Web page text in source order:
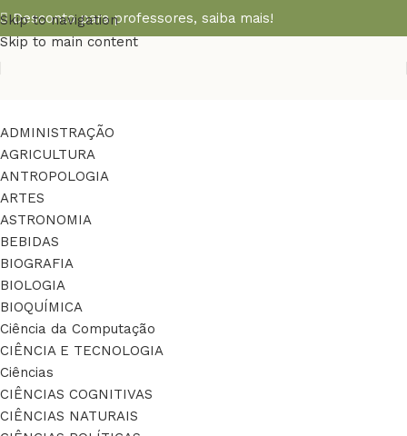
Skip to navigation
Skip to main content
Desconto para professores, saiba mais!
ADMINISTRAÇÃO
AGRICULTURA
ANTROPOLOGIA
ARTES
ASTRONOMIA
BEBIDAS
BIOGRAFIA
BIOLOGIA
BIOQUÍMICA
Ciência da Computação
CIÊNCIA E TECNOLOGIA
Ciências
CIÊNCIAS COGNITIVAS
CIÊNCIAS NATURAIS